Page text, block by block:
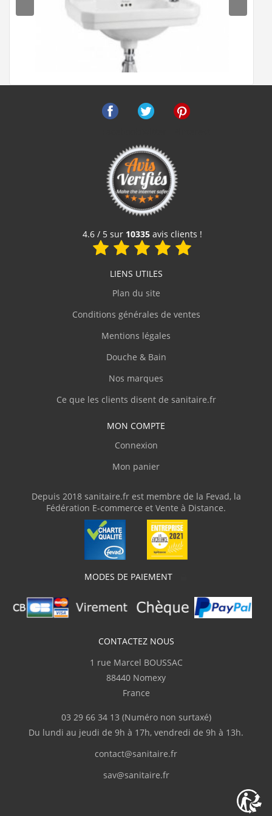
Lave-mains rectangulaire Edouardien 1 Trou à Droite
Voir le produit
4.6 / 5 sur 10335avis clients !
LIENS UTILES
Plan du site
Conditions générales de ventes
Mentions légales
Douche & Bain
Nos marques
Ce que les clients disent de sanitaire.fr
MON COMPTE
Connexion
Mon panier
Depuis 2018 sanitaire.fr est membre de la Fevad, la
Fédération E-commerce et Vente à Distance.
MODES DE PAIEMENT
CONTACTEZ NOUS
1 rue Marcel BOUSSAC
88440 Nomexy
France
03 29 66 34 13 (Numéro non surtaxé)
Du lundi au jeudi de 9h à 17h, vendredi de 9h à 13h.
contact@sanitaire.fr
sav@sanitaire.fr